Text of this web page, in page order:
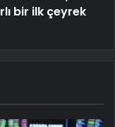
bir ilk çeyrek